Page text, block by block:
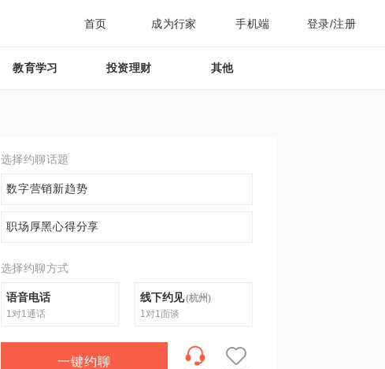
首页 成为行家 手机端 登录/注册
教育学习 投资理财 其他
选择约聊话题
数字营销新趋势
职场厚黑心得分享
选择约聊方式
语音电话
1对1通话
线下约见(杭州)
1对1面谈
一键约聊